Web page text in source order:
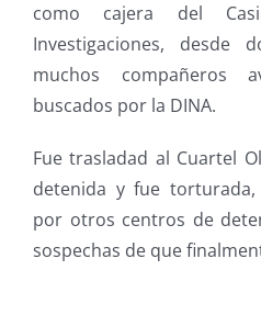
como cajera del
Investigaciones, desde
muchos compañeros
buscados por la DINA.
Fue trasladad al Cuartel
detenida y fue
por otros centros de
sospechas de que